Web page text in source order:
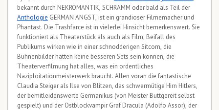
bekannt durch NEKROMANTIK, SCHRAMM oder bald als Teil der
Anthologie GERMAN ANGST, ist ein grandioser Filmemacher und
Phantast. Die Trashfarce ist in vielerlei Hinsicht bemerkenswert. Sie
funktioniert als Theaterstück als auch als Film, Beifall des
Publikums wirken wie in einer schnodderigen Sitcom, die
Bühnenbilder hätten keine besseren Sets sein können, die
Theaterverfilmung hat alles, was ein ordentliches
Naziploitationmeisterwerk braucht. Allen voran die fantastische
Claudia Steiger als Ilse von Blitzen, das schwermütige Hirn Hitlers,
der bemitleidenswerte Germanikus (von Meister Buttgereit selbst
gespielt) und der Ostblockvampir Graf Dracula (Adolfo Assor), der